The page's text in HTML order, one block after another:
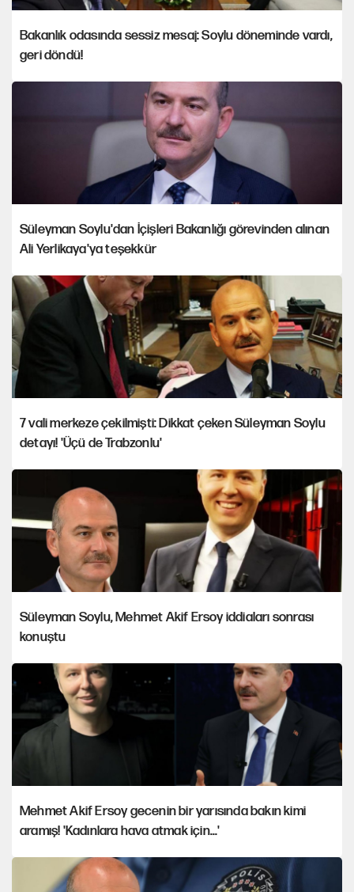
Bakanlık odasında sessiz mesaj: Soylu döneminde vardı,
geri döndü!
Süleyman Soylu'dan İçişleri Bakanlığı görevinden alınan
Ali Yerlikaya'ya teşekkür
7 vali merkeze çekilmişti: Dikkat çeken Süleyman Soylu
detayı! 'Üçü de Trabzonlu'
Süleyman Soylu, Mehmet Akif Ersoy iddiaları sonrası
konuştu
Mehmet Akif Ersoy gecenin bir yarısında bakın kimi
aramış! 'Kadınlara hava atmak için...'